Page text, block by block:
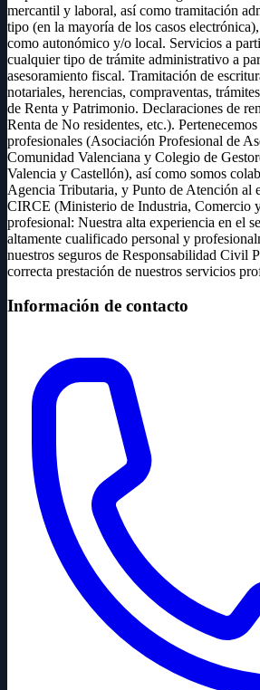
mercantil y laboral, así como tramitación
tipo (en la mayoría de los casos
como autonómico y/o local. Servicios a
cualquier tipo de trámite administrativo a
asesoramiento fiscal. Tramitación de
notariales, herencias, compraventas,
de Renta y Patrimonio. Declaraciones de
Renta de No residentes, etc.).
profesionales (Asociación Profesional de
Comunidad Valenciana y Colegio de
Valencia y Castellón), así como somos
Agencia Tributaria, y Punto de Atención al
CIRCE (Ministerio de Industria, Comercio
profesional: Nuestra alta experiencia en el
altamente cualificado personal y
nuestros seguros de Responsabilidad Civil
correcta prestación de nuestros servicios
Información de contacto